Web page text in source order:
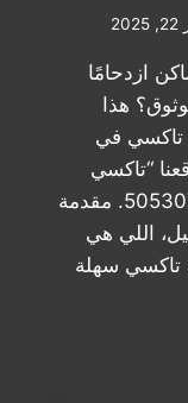
ازدحامًا
هذا
تاكسي في
“تاکسي
الكويت السريع” برقم التواصل 50530752. مقدمة
اللي هي
تاكسي سهلة